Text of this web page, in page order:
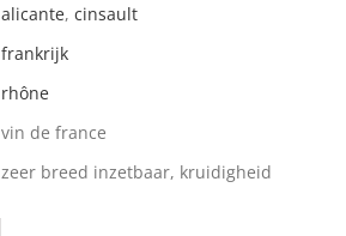
alicante, cinsault
frankrijk
rhône
vin de france
zeer breed inzetbaar, kruidigheid